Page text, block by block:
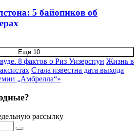
5 байопиков об
Еще 10
8 фактов о Риз Уизерспун Жизнь в
Стала известна дата выхода
„Амбрелла“»
рассылку